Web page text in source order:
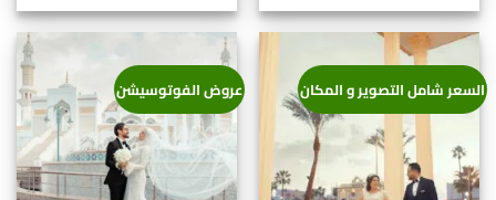
السعر شامل التصوير و المكان عروض الفوتوسيشن